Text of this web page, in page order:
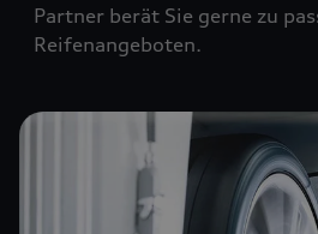
Partner berät Sie gerne zu
Reifenangeboten.